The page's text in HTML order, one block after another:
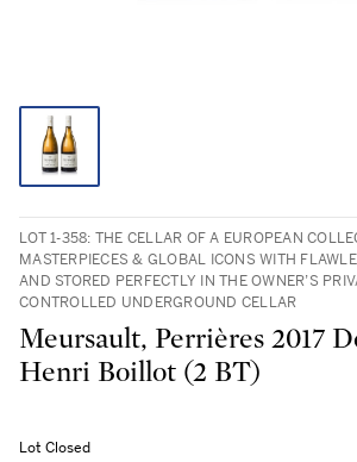
LOT 1-358: THE CELLAR OF A EUROPEAN
MASTERPIECES & GLOBAL ICONS WITH
AND STORED PERFECTLY IN THE OWNER’S
CONTROLLED UNDERGROUND CELLAR
Meursault, Perrières 2017
Henri Boillot (2 BT)
Lot Closed